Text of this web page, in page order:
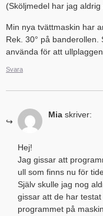
(Sköljmedel har jag
Min nya tvättmaskin har
Rek. 30° på
använda för att
Svara
Mia skriver:
Hej!
Jag gissar att
ull som finns nu för
Själv skulle jag nog
gissar att de har
programmet på